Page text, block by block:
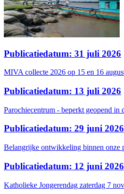
Publicatiedatum: 31 juli 2026
MIVA collecte 2026 op 15 en 16
Publicatiedatum: 13 juli 2026
Parochiecentrum - beperkt geopend in
Publicatiedatum: 29 juni 2026
Belangrijke ontwikkeling binnen onze
Publicatiedatum: 12 juni 2026
Katholieke Jongerendag zaterdag 7